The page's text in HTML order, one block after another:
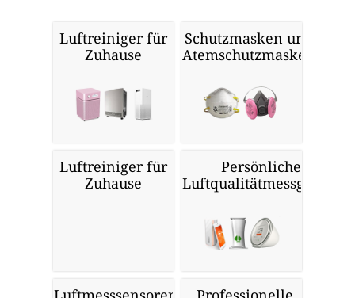
Luftreiniger für
Zuhause
Schutzmasken und
Atemschutzmasken
Luftreiniger für
Zuhause
Persönliche
Luftqualitätmessgeräte